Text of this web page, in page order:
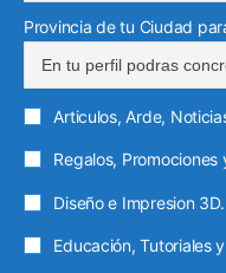
Provincia de tu Ciudad
Articulos, Arde,
Regalos, Promociones
Diseño e Impresion 3D.
Educación, Tutoriales